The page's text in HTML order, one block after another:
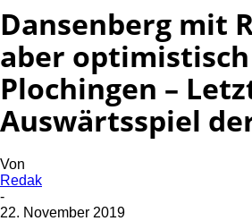
Dansenberg mit
aber
Plochingen –
Auswärtsspiel
Von
Redak
-
22. November 2019